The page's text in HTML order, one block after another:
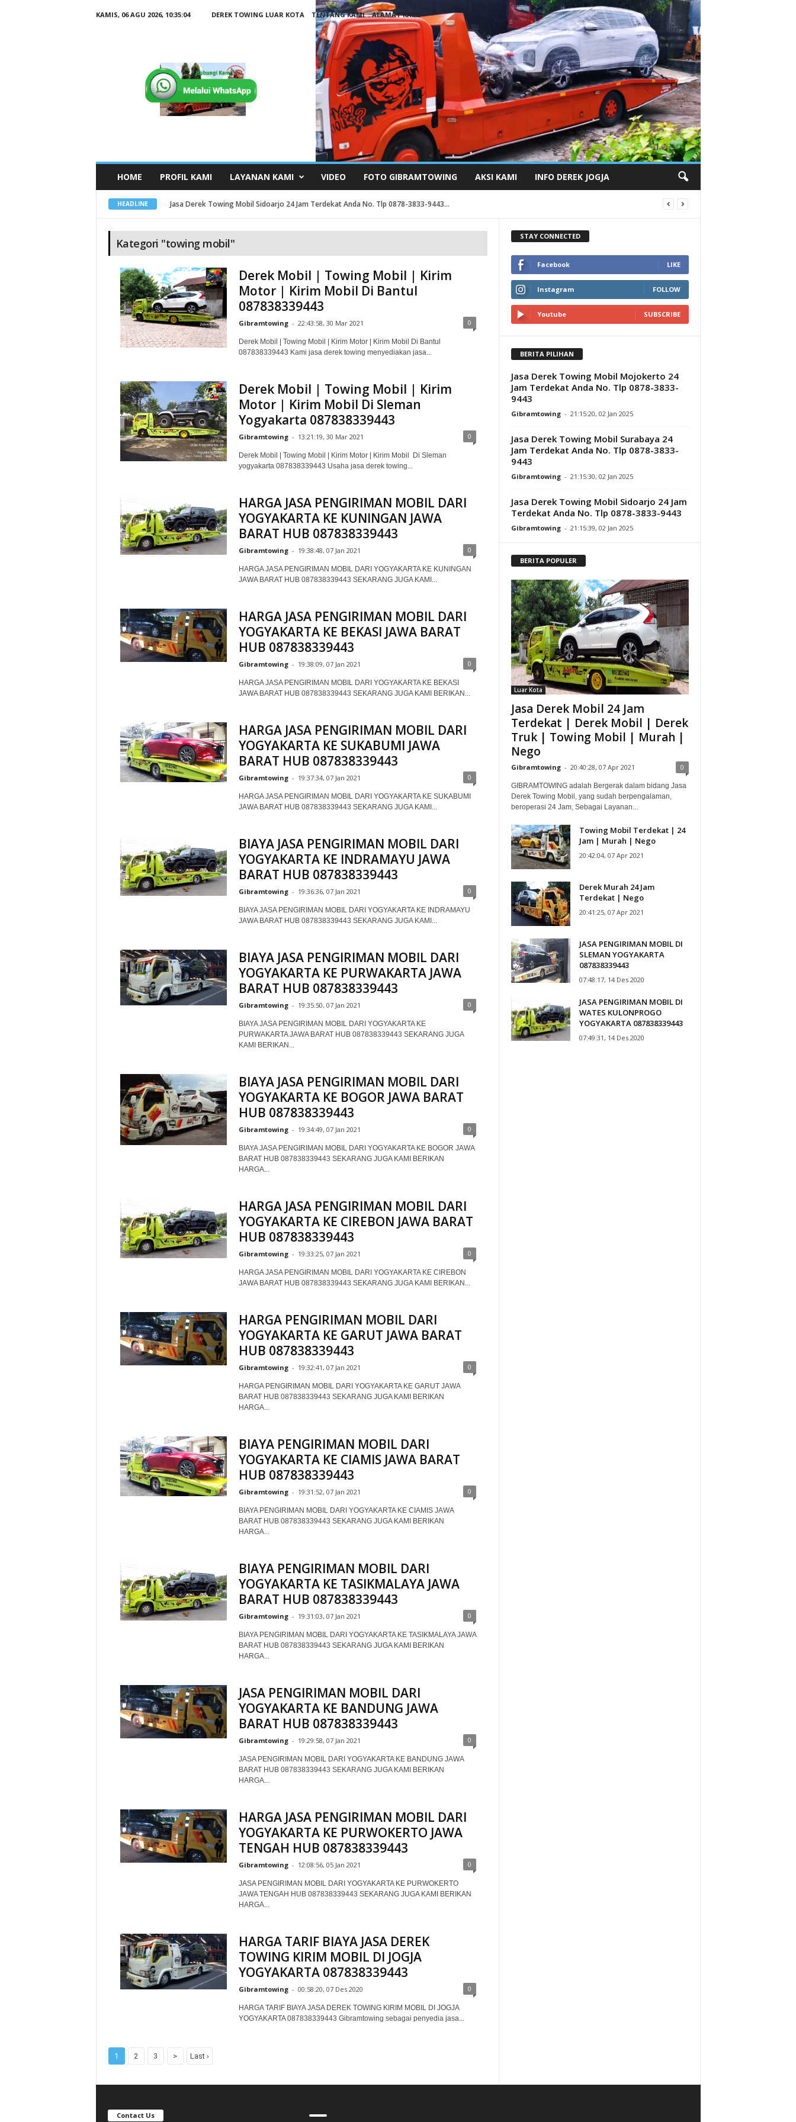
KAMIS, 06 AGU 2026, 10:35:05 DEREK TOWING LUAR KOTA TENTANG KAMI
ALAMAT KAMI
n
HOME PROFIL KAMI LAYANAN KAMI VIDEO FOTO GIBRAMTOWING AKSI KAMI INFO DEREK JOGJA
HEADLINE Jasa Derek Towing Mobil Sidoarjo 24 Jam Terdekat Anda No. Tlp 0878-3833-9443...
Kategori "towing mobil"
Derek Mobil | Towing Mobil | Kirim
Motor | Kirim Mobil Di Bantul
087838339443
Gibramtowing - 22:43:58, 30 Mar 2021 0
Derek Mobil | Towing Mobil | Kirim Motor | Kirim Mobil Di Bantul
087838339443 Kami jasa derek towing menyediakan jasa...
Derek Mobil | Towing Mobil | Kirim
Motor | Kirim Mobil Di Sleman
Yogyakarta 087838339443
Gibramtowing - 13:21:19, 30 Mar 2021 0
Derek Mobil | Towing Mobil | Kirim Motor | Kirim Mobil Di Sleman
yogyakarta 087838339443 Usaha jasa derek towing...
HARGA JASA PENGIRIMAN MOBIL DARI
YOGYAKARTA KE KUNINGAN JAWA
BARAT HUB 087838339443
Gibramtowing - 19:38:48, 07 Jan 2021 0
HARGA JASA PENGIRIMAN MOBIL DARI YOGYAKARTA KE KUNINGAN
JAWA BARAT HUB 087838339443 SEKARANG JUGA KAMI...
HARGA JASA PENGIRIMAN MOBIL DARI
YOGYAKARTA KE BEKASI JAWA BARAT
HUB 087838339443
Gibramtowing - 19:38:09, 07 Jan 2021 0
HARGA JASA PENGIRIMAN MOBIL DARI YOGYAKARTA KE BEKASI
JAWA BARAT HUB 087838339443 SEKARANG JUGA KAMI BERIKAN...
HARGA JASA PENGIRIMAN MOBIL DARI
YOGYAKARTA KE SUKABUMI JAWA
BARAT HUB 087838339443
Gibramtowing - 19:37:34, 07 Jan 2021 0
HARGA JASA PENGIRIMAN MOBIL DARI YOGYAKARTA KE SUKABUMI
JAWA BARAT HUB 087838339443 SEKARANG JUGA KAMI...
BIAYA JASA PENGIRIMAN MOBIL DARI
YOGYAKARTA KE INDRAMAYU JAWA
BARAT HUB 087838339443
Gibramtowing - 19:36:36, 07 Jan 2021 0
BIAYA JASA PENGIRIMAN MOBIL DARI YOGYAKARTA KE INDRAMAYU
JAWA BARAT HUB 087838339443 SEKARANG JUGA KAMI...
BIAYA JASA PENGIRIMAN MOBIL DARI
YOGYAKARTA KE PURWAKARTA JAWA
BARAT HUB 087838339443
Gibramtowing - 19:35:50, 07 Jan 2021 0
BIAYA JASA PENGIRIMAN MOBIL DARI YOGYAKARTA KE
PURWAKARTA JAWA BARAT HUB 087838339443 SEKARANG JUGA
KAMI BERIKAN...
BIAYA JASA PENGIRIMAN MOBIL DARI
YOGYAKARTA KE BOGOR JAWA BARAT
HUB 087838339443
Gibramtowing - 19:34:49, 07 Jan 2021 0
BIAYA JASA PENGIRIMAN MOBIL DARI YOGYAKARTA KE BOGOR JAWA
BARAT HUB 087838339443 SEKARANG JUGA KAMI BERIKAN
HARGA...
HARGA JASA PENGIRIMAN MOBIL DARI
YOGYAKARTA KE CIREBON JAWA BARAT
HUB 087838339443
Gibramtowing - 19:33:25, 07 Jan 2021 0
HARGA JASA PENGIRIMAN MOBIL DARI YOGYAKARTA KE CIREBON
JAWA BARAT HUB 087838339443 SEKARANG JUGA KAMI BERIKAN...
HARGA PENGIRIMAN MOBIL DARI
YOGYAKARTA KE GARUT JAWA BARAT
HUB 087838339443
Gibramtowing - 19:32:41, 07 Jan 2021 0
HARGA PENGIRIMAN MOBIL DARI YOGYAKARTA KE GARUT JAWA
BARAT HUB 087838339443 SEKARANG JUGA KAMI BERIKAN
HARGA...
BIAYA PENGIRIMAN MOBIL DARI
YOGYAKARTA KE CIAMIS JAWA BARAT
HUB 087838339443
Gibramtowing - 19:31:52, 07 Jan 2021 0
BIAYA PENGIRIMAN MOBIL DARI YOGYAKARTA KE CIAMIS JAWA
BARAT HUB 087838339443 SEKARANG JUGA KAMI BERIKAN
HARGA...
BIAYA PENGIRIMAN MOBIL DARI
YOGYAKARTA KE TASIKMALAYA JAWA
BARAT HUB 087838339443
Gibramtowing - 19:31:03, 07 Jan 2021 0
BIAYA PENGIRIMAN MOBIL DARI YOGYAKARTA KE TASIKMALAYA JAWA
BARAT HUB 087838339443 SEKARANG JUGA KAMI BERIKAN
HARGA...
JASA PENGIRIMAN MOBIL DARI
YOGYAKARTA KE BANDUNG JAWA
BARAT HUB 087838339443
Gibramtowing - 19:29:58, 07 Jan 2021 0
JASA PENGIRIMAN MOBIL DARI YOGYAKARTA KE BANDUNG JAWA
BARAT HUB 087838339443 SEKARANG JUGA KAMI BERIKAN
HARGA...
HARGA JASA PENGIRIMAN MOBIL DARI
YOGYAKARTA KE PURWOKERTO JAWA
TENGAH HUB 087838339443
Gibramtowing - 12:08:56, 05 Jan 2021 0
JASA PENGIRIMAN MOBIL DARI YOGYAKARTA KE PURWOKERTO
JAWA TENGAH HUB 087838339443 SEKARANG JUGA KAMI BERIKAN
HARGA...
HARGA TARIF BIAYA JASA DEREK
TOWING KIRIM MOBIL DI JOGJA
YOGYAKARTA 087838339443
Gibramtowing - 00:58:20, 07 Des 2020 0
HARGA TARIF BIAYA JASA DEREK TOWING KIRIM MOBIL DI JOGJA
YOGYAKARTA 087838339443 Gibramtowing sebagai penyedia jasa...
1 2 3 > Last ›
STAY CONNECTED
Facebook LIKE
Instagram FOLLOW
Youtube SUBSCRIBE
BERITA PILIHAN
Jasa Derek Towing Mobil Mojokerto 24
Jam Terdekat Anda No. Tlp 0878-3833-
9443
Gibramtowing - 21:15:20, 02 Jan 2025
Jasa Derek Towing Mobil Surabaya 24
Jam Terdekat Anda No. Tlp 0878-3833-
9443
Gibramtowing - 21:15:30, 02 Jan 2025
Jasa Derek Towing Mobil Sidoarjo 24 Jam
Terdekat Anda No. Tlp 0878-3833-9443
Gibramtowing - 21:15:39, 02 Jan 2025
BERITA POPULER
Luar Kota
Jasa Derek Mobil 24 Jam
Terdekat | Derek Mobil | Derek
Truk | Towing Mobil | Murah |
Nego
Gibramtowing - 20:40:28, 07 Apr 2021 0
GIBRAMTOWING adalah Bergerak dalam bidang Jasa
Derek Towing Mobil, yang sudah berpengalaman,
beroperasi 24 Jam, Sebagai Layanan...
Towing Mobil Terdekat | 24
Jam | Murah | Nego
20:42:04, 07 Apr 2021
Derek Murah 24 Jam
Terdekat | Nego
20:41:25, 07 Apr 2021
JASA PENGIRIMAN MOBIL DI
SLEMAN YOGYAKARTA
087838339443
07:48:17, 14 Des 2020
JASA PENGIRIMAN MOBIL DI
WATES KULONPROGO
YOGYAKARTA 087838339443
07:49:31, 14 Des 2020
Contact Us